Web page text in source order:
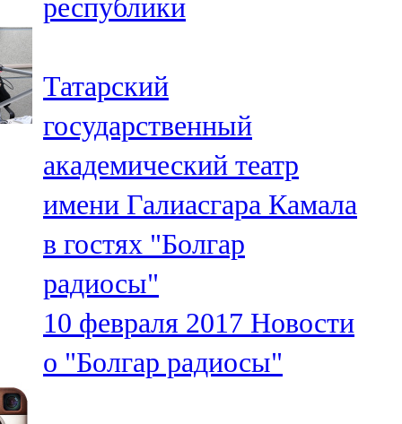
республики
Татарский
государственный
академический театр
имени Галиасгара Камала
в гостях "Болгар
радиосы"
10 февраля 2017 Новости
о "Болгар радиосы"